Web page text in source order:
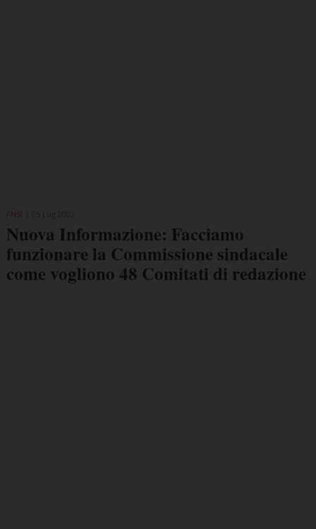
FNSI
Nuova Informazione: Facciamo
funzionare la Commissione sindacale
come vogliono 48 Comitati di redazione